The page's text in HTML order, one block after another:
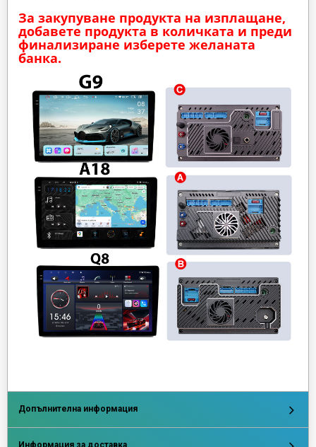
За закупуване продукта на изплащане,
добавете продукта в количката и преди
финализиране изберете желаната
банка.
Допълнителна информация